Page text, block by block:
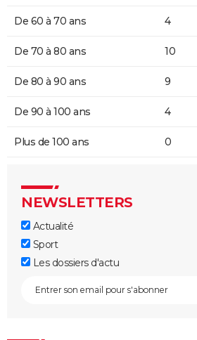
De 60 à 70 ans 4
De 70 à 80 ans 10
De 80 à 90 ans 9
De 90 à 100 ans 4
Plus de 100 ans 0
NEWSLETTERS
Actualité
Sport
Les dossiers d'actu